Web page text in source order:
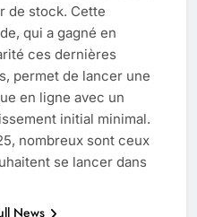
test d’orientation
conçu pour
lycéens
des marques
à connaître en 2025
de stock. Cette
qui a gagné en
ces dernières
permet de lancer une
en ligne avec un
initial minimal.
nombreux sont ceux
se lancer dans
News